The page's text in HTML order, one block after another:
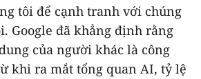
tôi để cạnh tranh với chúng
Google đã khẳng định rằng
của người khác là công
khi ra mắt tổng quan AI, tỷ lệ